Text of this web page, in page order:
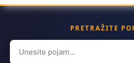
PRETRAŽITE
Search
for: